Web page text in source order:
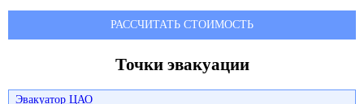
РАССЧИТАТЬ СТОИМОСТЬ
Точки эвакуации
Эвакуатор ЦАО